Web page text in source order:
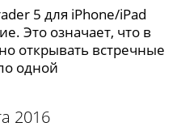
5 для iPhone/iPad
Это означает, что в
открывать встречные
одной
2016